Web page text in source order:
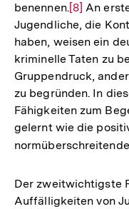
benennen.Zur
Auflösung
der
Fußnote
[8] An
Jugendliche, die
haben, weisen ein
kriminelle Taten zu
Gruppendruck,
zu begründen. In
Fähigkeiten zum
gelernt wie die
Der zweitwichtigste
Auffälligkeiten von